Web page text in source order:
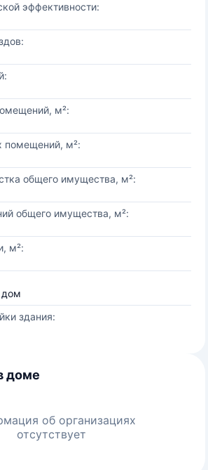
эффективности:
м²:
м²:
общего имущества, м²:
общего имущества, м²:
м²:
дом
здания:
доме
об организациях
отсутствует